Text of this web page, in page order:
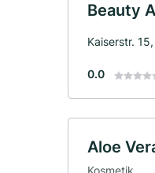
Beauty
Kaiserstr.
0.0
Aloe
Kosmetik